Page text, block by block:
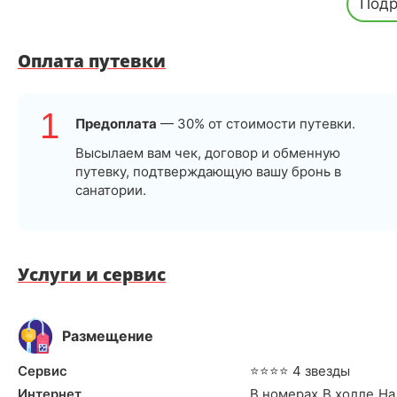
лаконичный стильный интерьер, а также
Апартаменты оборудованы мини-кухней, а в некоторых
Питание
В комплексе отеля «Форрест Терраса» имеется
разнообразные напитки и закуски на протяжении всего
Оплата путевки
1 Предоплата — 30% от стоимости путевки.
Высылаем вам чек, договор и обменную
путевку, подтверждающую вашу бронь в
санатории.
Услуги и сервис
Размещение
Сервис
⭐⭐⭐⭐ 4 звезды